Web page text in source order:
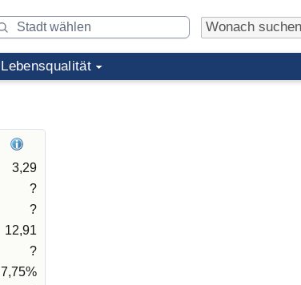
Lebensqualität
3,29
?
?
12,91
?
7,75%